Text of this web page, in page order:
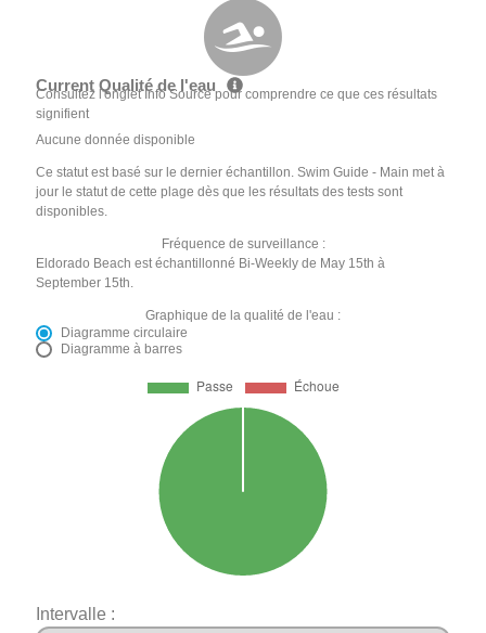
Current Qualité de l'eau
Consultez l'onglet Info Source pour comprendre ce que ces résultats
signifient
Aucune donnée disponible
Ce statut est basé sur le dernier échantillon. Swim Guide - Main met à
jour le statut de cette plage dès que les résultats des tests sont
disponibles.
Fréquence de surveillance :
Eldorado Beach est échantillonné Bi-Weekly de May 15th à
September 15th.
Graphique de la qualité de l'eau :
Diagramme circulaire
Diagramme à barres
Intervalle :